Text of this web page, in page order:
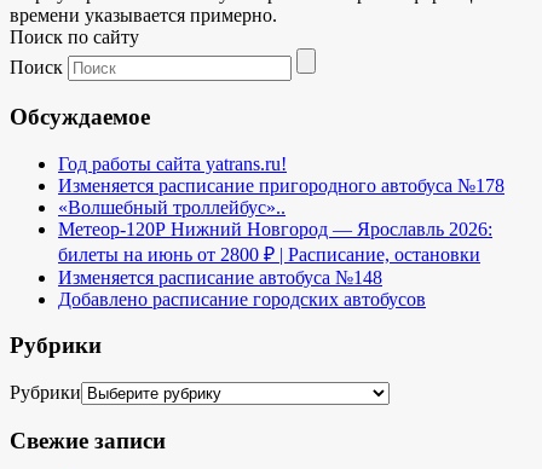
времени указывается примерно.
Поиск по сайту
Поиск
Обсуждаемое
Год работы сайта yatrans.ru!
Изменяется расписание пригородного автобуса №178
«Волшебный троллейбус»..
Метеор-120Р Нижний Новгород — Ярославль 2026:
билеты на июнь от 2800 ₽ | Расписание, остановки
Изменяется расписание автобуса №148
Добавлено расписание городских автобусов
Рубрики
Рубрики
Свежие записи